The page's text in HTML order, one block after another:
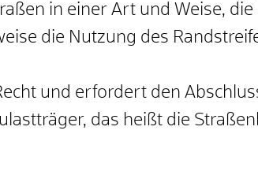
in einer Art und Weise,
die Nutzung des
und erfordert den
das heißt die